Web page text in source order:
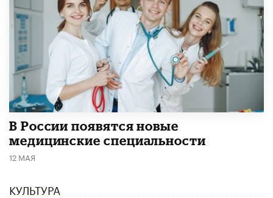
В России появятся новые
медицинские специальности
12 МАЯ
КУЛЬТУРА